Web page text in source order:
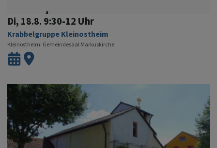
Di, 18.8. 9:30-12 Uhr
Krabbelgruppe Kleinostheim
Kleinostheim Gemeindesaal Markuskirche